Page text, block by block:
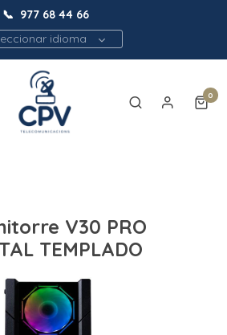
📞 977 68 44 66
idioma
0
V30 PRO
TEMPLADO